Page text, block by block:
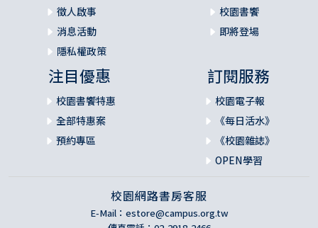
徵人啟事
消息活動
隱私權政策
校園書饗
即將登場
注目優惠
校園書饗特惠
全部特惠案
預約專區
訂閱服務
校園電子報
《每日活水》
《校園雜誌》
OPEN學習
校園網路書房客服
E-Mail： estore@campus.org.tw